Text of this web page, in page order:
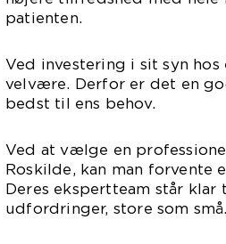
patienten.
Ved investering i sit syn
velvære. Derfor er det en
bedst til ens behov.
Ved at vælge en
Roskilde, kan man forvente
Deres ekspertteam står
udfordringer, store som små.